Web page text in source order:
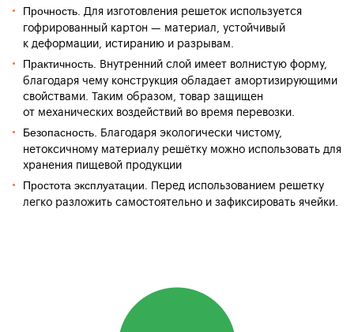
Прочность. Для изготовления решеток используется
гофрированный картон — материал, устойчивый
к деформации, истиранию и разрывам.
Практичность. Внутренний слой имеет волнистую форму,
благодаря чему конструкция обладает амортизирующими
свойствами. Таким образом, товар защищен
от механических воздействий во время перевозки.
Безопасность . Благодаря экологически чистому,
нетоксичному материалу решётку можно использовать для
хранения пищевой продукции
Простота эксплуатации.
Перед использованием решетку
легко разложить самостоятельно и зафиксировать ячейки.